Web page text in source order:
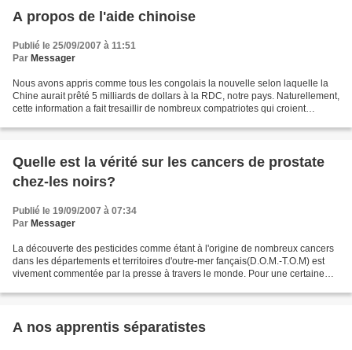
A propos de l'aide chinoise
Publié le 25/09/2007 à 11:51
Par Messager
Nous avons appris comme tous les congolais la nouvelle selon laquelle la
Chine aurait prêté 5 milliards de dollars à la RDC, notre pays. Naturellement,
cette information a fait tresaillir de nombreux compatriotes qui croient
Quelle est la vérité sur les cancers de prostate
chez-les noirs?
Publié le 19/09/2007 à 07:34
Par Messager
La découverte des pesticides comme étant à l'origine de nombreux cancers
dans les départements et territoires d'outre-mer fançais(D.O.M.-T.O.M) est
vivement commentée par la presse à travers le monde. Pour une certaine
A nos apprentis séparatistes